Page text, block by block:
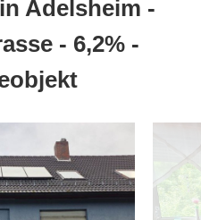
Adelsheim -
- 6,2% -